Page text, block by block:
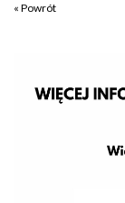
« Powrót